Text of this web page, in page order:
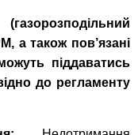
а також пов’язані
піддаватись
до регламенту